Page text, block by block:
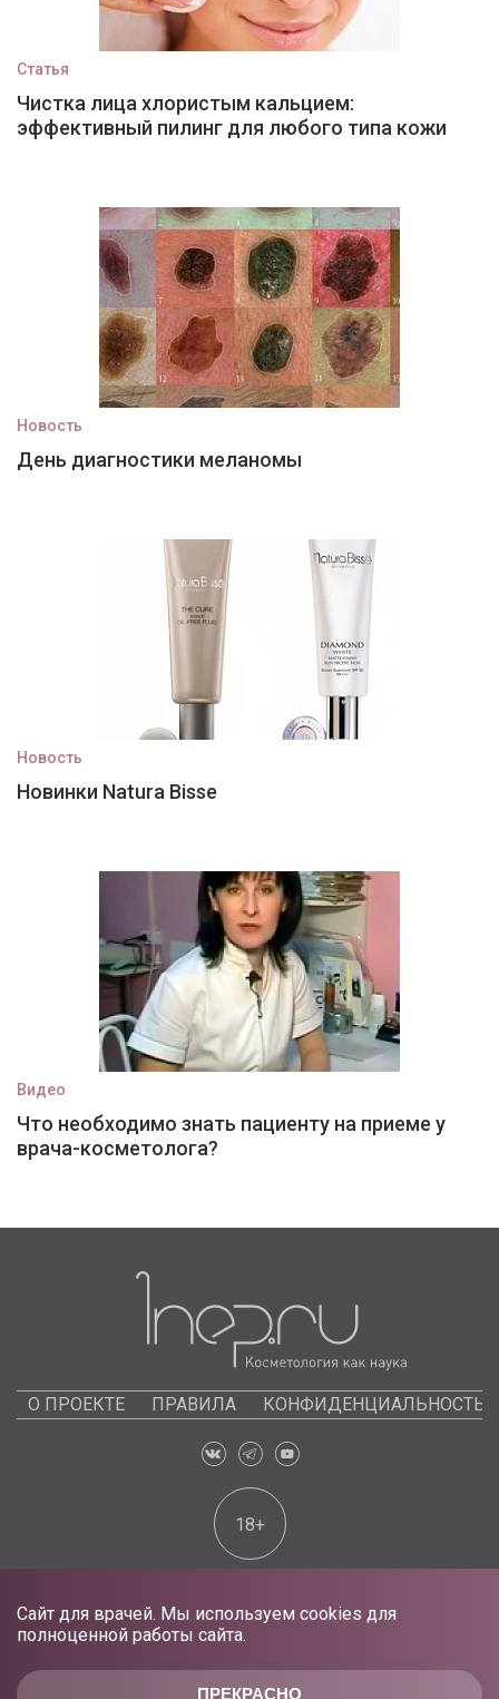
ПРЕКРАСНО
Сайт для врачей. Мы используем cookies для
полноценной работы сайта.
Статья
Чистка лица хлористым кальцием:
эффективный пилинг для любого типа кожи
Новость
День диагностики меланомы
Новость
Новинки Natura Bisse
Видео
Что необходимо знать пациенту на приеме у
врача-косметолога?
О ПРОЕКТЕ ПРАВИЛА КОНФИДЕНЦИАЛЬНОСТЬ
18+